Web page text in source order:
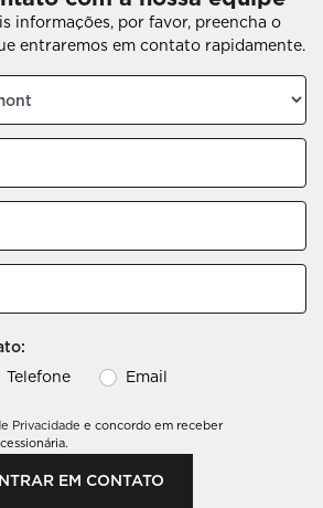
informações, por favor, preencha o
entraremos em contato rapidamente.
Telefone Email
Privacidade e concordo em receber
EM CONTATO